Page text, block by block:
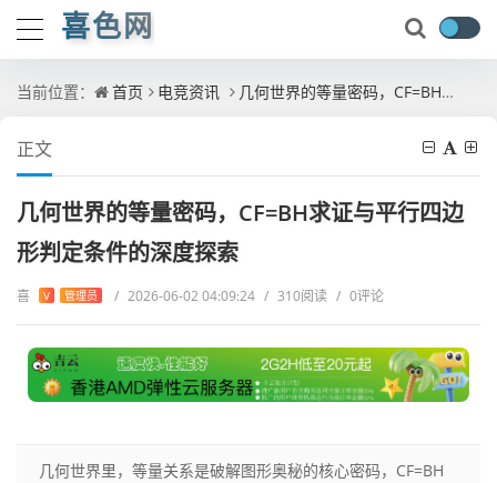
喜色网
当前位置： 首页 电竞资讯 几何世界的等量密码，CF=BH求证与平行四边形判定条件的深度探索
正文
几何世界的等量密码，CF=BH求证与平行四边
形判定条件的深度探索
喜 V 管理员 / 2026-06-02 04:09:24 / 310阅读 / 0评论
几何世界里，等量关系是破解图形奥秘的核心密码，CF=BH